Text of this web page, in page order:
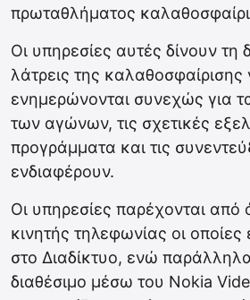
πρωταθλήματος
Οι υπηρεσίες αυτές δίνουν τη
λάτρεις της καλαθοσφαίρισης
ενημερώνονται συνεχώς για
των αγώνων, τις σχετικές
προγράμματα και τις
ενδιαφέρουν.
Οι υπηρεσίες παρέχονται από
κινητής τηλεφωνίας οι
στο Διαδίκτυο, ενώ παράλληλα
διαθέσιμο μέσω του Nokia